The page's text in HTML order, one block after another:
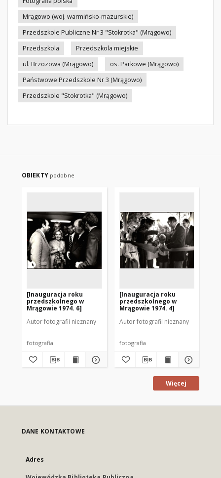
Mrągowo (woj. warmińsko-mazurskie)
Przedszkole Publiczne Nr 3 "Stokrotka" (Mrągowo)
Przedszkola
Przedszkola miejskie
ul. Brzozowa (Mrągowo)
os. Parkowe (Mrągowo)
Państwowe Przedszkole Nr 3 (Mrągowo)
Przedszkole "Stokrotka" (Mrągowo)
OBIEKTY podobne
[Inauguracja roku
przedszkolnego w
Mrągowie 1974. 6]
Autor fotografii nieznany
fotografia
[Inauguracja roku
przedszkolnego w
Mrągowie 1974. 4]
Autor fotografii nieznany
fotografia
Więcej
DANE KONTAKTOWE
Adres